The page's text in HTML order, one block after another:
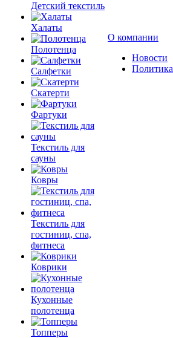
Детский текстиль
Халаты
Полотенца
Салфетки
Скатерти
Фартуки
Текстиль для
сауны
Ковры
Текстиль для
гостиниц, спа,
фитнеса
Коврики
Кухонные
полотенца
Топперы
О компании
Новости
Политика